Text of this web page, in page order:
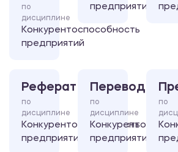
по
дисциплине
Конкурентоспособность
предприятий
предприятий
Реферат
по
дисциплине
Конкурентоспособность
предприятий
Перевод
по
дисциплине
предприятий
по